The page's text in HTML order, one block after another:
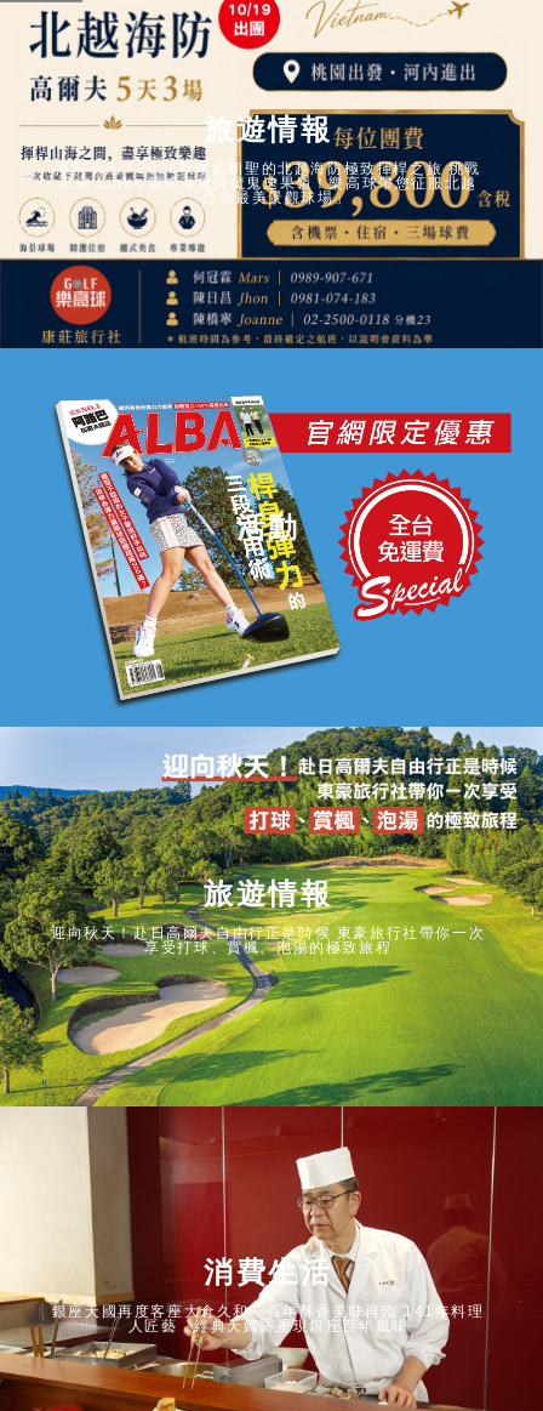
球
場
通
路
與
旅遊情報
揮別平凡！2026秋季必朝聖的北越海防極致揮桿之旅 挑戰
正統 Links 英式海風與魔鬼速果嶺！樂高球帶您征服北越
「亞洲最美景觀球場」
活動
旅遊情報
迎向秋天！赴日高爾夫自由行正是時候 東豪旅行社帶你一次
享受打球、賞楓、泡湯的極致旅程
消費生活
銀座天國再度客座大倉久和 百年酥香美味再臨 141年料理
人匠藝 經典天婦羅重現銀座百年風味